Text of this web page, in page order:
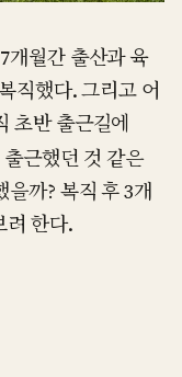
개월간 출산과 육
직했다. 그리고 어
초반 출근길에
근했던 것 같은
까? 복직 후 3개
려 한다.